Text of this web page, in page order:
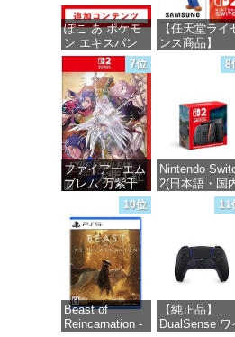
ぽこ あ ポケモ
ン エキスパン
ションパス|オン
ラインコード版
価格：¥4,400
【任天堂ライ
ンス商品】
256GB for
Nintendo
2(サムスン マ
クロSDエクス
プレスカード
256GB)
【
Nintendo S
価格：
7位
ファイアーエム
ブレム 万紫千
紅 -Switch2
価格：¥8,979
8
Nintendo
2(日本語・国
10位
Beast of
Reincarnation -
11
【純正品】
DualSense ワ